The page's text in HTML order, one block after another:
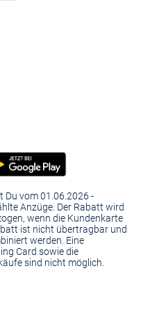
Du vom 01.06.2026 -
Anzüge. Der Rabatt wird
wenn die Kundenkarte
ist nicht übertragbar und
werden. Eine
Card sowie die
sind nicht möglich.